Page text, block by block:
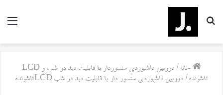
منو
برای
خانه /
دوربین داشبوردی سنسور‌دار با قابلیت دید در شب و LCD
تاشونده / دوربین داشبوردی سنسور دار با قابلیت دید در شب LCDتاشونده